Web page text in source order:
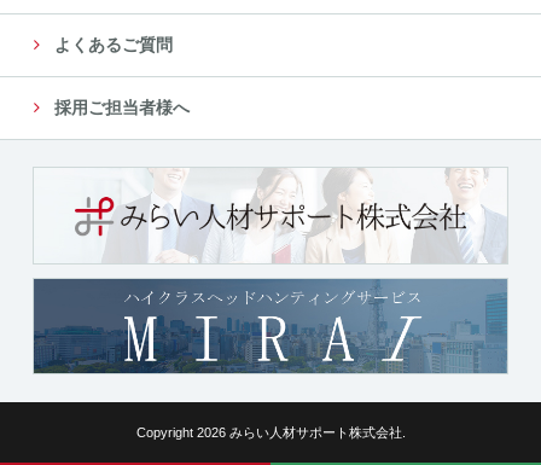
よくあるご質問
採用ご担当者様へ
Copyright 2026 みらい人材サポート株式会社.